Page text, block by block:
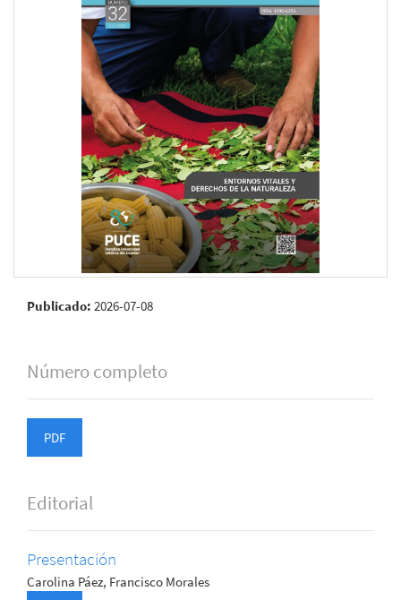
Publicado: 2026-07-08
Número completo
PDF
Editorial
Presentación
Carolina Páez, Francisco Morales